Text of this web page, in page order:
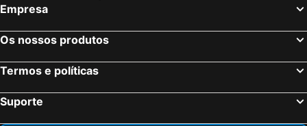
Galissas Hotéis na praia
Tagou Hotéis na praia
Anavyssos Hotéis na praia
Kastraki Hotéis na praia
Pounta Hotéis na praia
Azolimnos Hotéis na praia
Empresa
Os nossos produtos
Termos e políticas
Suporte